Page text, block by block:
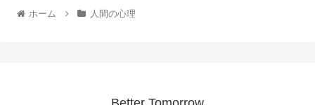
ホーム 人間の心理